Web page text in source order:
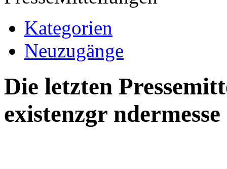
Kategorien
Neuzugänge
Die letzten
existenzgr ndermesse